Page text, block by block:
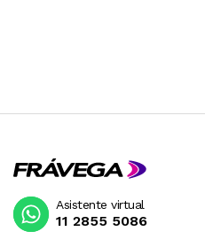
Asistente virtual
11 2855 5086